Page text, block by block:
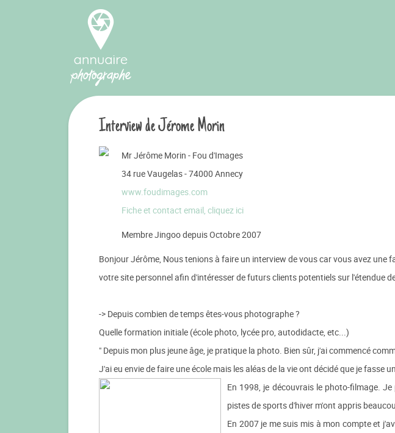
Interview de Jérome Morin
Mr Jérôme Morin - Fou d'Images
34 rue Vaugelas - 74000 Annecy
www.foudimages.com
Fiche et contact email, cliquez ici
Membre Jingoo depuis Octobre 2007
Bonjour Jérôme, Nous tenions à faire un interview de vous car vous avez
votre site personnel afin d'intéresser de futurs clients potentiels sur l'étendue
-> Depuis combien de temps êtes-vous photographe ?
Quelle formation initiale (école photo, lycée pro, autodidacte, etc...)
" Depuis mon plus jeune âge, je pratique la photo. Bien sûr, j'ai commencé
J'ai eu envie de faire une école mais les aléas de la vie ont décidé que je fasse
En 1998, je découvrais le photo-filmage.
pistes de sports d'hiver m'ont appris
En 2007 je me suis mis à mon compte et